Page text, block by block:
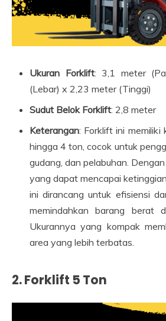
Ukuran Forklift: 3,1 meter
(Lebar) x 2,23 meter (Tinggi)
Sudut Belok Forklift: 2,8 meter
Keterangan: Forklift ini
hingga 4 ton, cocok untuk
gudang, dan pelabuhan.
yang dapat mencapai
ini dirancang untuk efisiensi
memindahkan barang berat
Ukurannya yang kompak
area yang lebih terbatas.
2.Forklift 5 Ton